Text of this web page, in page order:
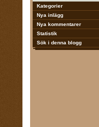
Kategorier
Nya inlägg
Nya kommentarer
Statistik
Sök i denna blogg